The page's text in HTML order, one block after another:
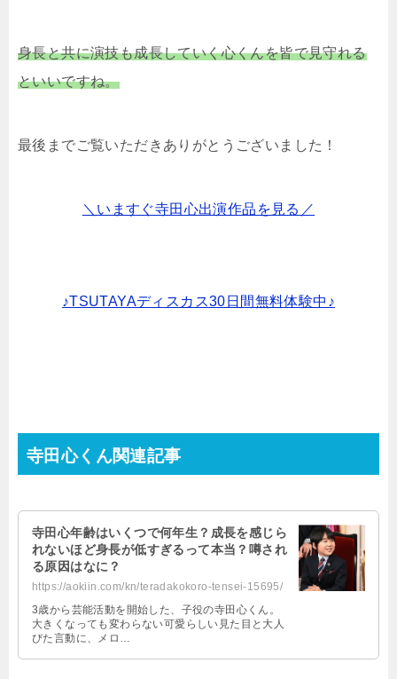
身長と共に演技も成長していく心くんを皆で見守れる
といいですね。
最後までご覧いただきありがとうございました！
＼いますぐ寺田心出演作品を見る／
♪TSUTAYAディスカス30日間無料体験中♪
寺田心くん関連記事
寺田心年齢はいくつで何年生？成長を感じら
れないほど身長が低すぎるって本当？噂され
る原因はなに？
https://aokiin.com/kn/teradakokoro-tensei-15695/
3歳から芸能活動を開始した、子役の寺田心くん。
大きくなっても変わらない可愛らしい見た目と大人
びた言動に、メロ…